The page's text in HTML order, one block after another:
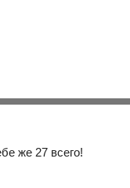
же 27 всего!